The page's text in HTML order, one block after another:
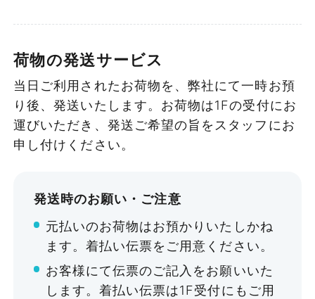
Cタイプ
64㎡・66㎡
〜47名
当日のみ1時間以上の延長も可能ですが、
ます。
〈例〉5時間パック＋1時間延長（計6時
間）でご予約後、当日さらに1時間延長し
て計7時間となった場合、
8時間パックは適用されません。
は8時間パック以上の受付となります。
毎時00分スタートでの受付となります
（9時以降のご予約は30分前から入室可
能です）。
【営業時間 8：00～21：00】
荷物の発送サービス
当日ご利用されたお荷物を、弊社にて一時お預
り後、発送いたします。 お荷物は1Fの受付にお
運びいただき、発送ご希望の旨をスタッフにお
申し付けください。
発送時のお願い・ご注意
元払いのお荷物はお預かりいたしかね
ます。着払い伝票をご用意ください。
お客様にて伝票のご記入をお願いいた
します。着払い伝票は1F受付にもご用